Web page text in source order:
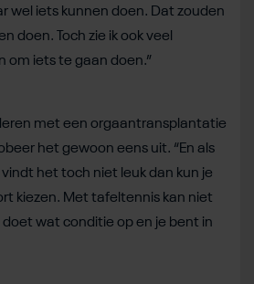
wel iets kunnen doen. Dat zouden
doen. Toch zie ik ook veel
om iets te gaan doen.”
met een orgaantransplantatie
het gewoon eens uit. “En als
het toch niet leuk dan kun je
kiezen. Met tafeltennis kan niet
doet wat conditie op en je bent in